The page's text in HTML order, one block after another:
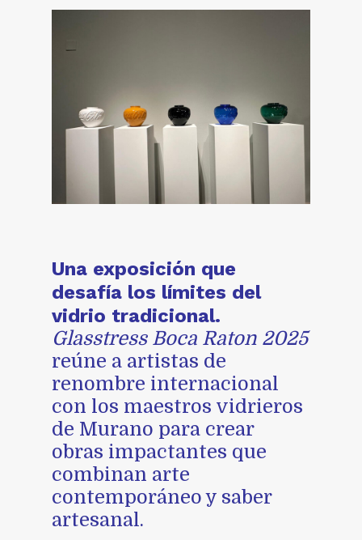
Una exposición que
desafía los límites del
vidrio tradicional.
Glasstress Boca Raton 2025
reúne a artistas de
renombre internacional
con los maestros vidrieros
de Murano para crear
obras impactantes que
combinan arte
contemporáneo y saber
artesanal.